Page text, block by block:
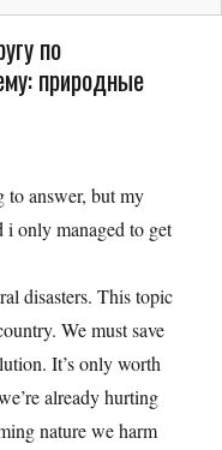
по
природные
to answer, but my
i only managed to get
disasters. This topic
We must save
It’s only worth
already hurting
nature we harm